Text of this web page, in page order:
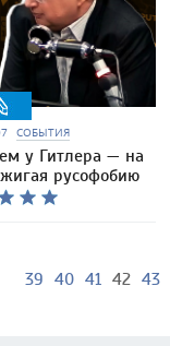
СОБЫТИЯ
у Гитлера — на
русофобию
39 40 41 42 43